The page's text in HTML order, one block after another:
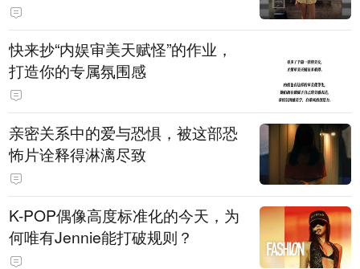
快来抄“内娱审美天赋怪”的作业，
打造你的专属氛围感
亲密关系中的爱与恐惧，被这部恐
怖片诠释得淋漓尽致
K-POP偶像高度标准化的今天，为
何唯有Jennie能打破规则？